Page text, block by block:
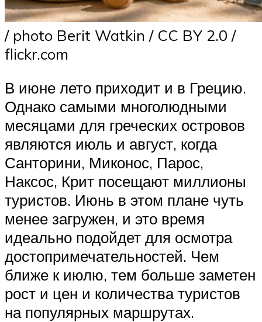
/ photo Berit Watkin / CC BY 2.0 /
flickr.com
В июне лето приходит и в Грецию.
Однако самыми многолюдными
месяцами для греческих островов
являются июль и август, когда
Санторини, Миконос, Парос,
Наксос, Крит посещают миллионы
туристов. Июнь в этом плане чуть
менее загружен, и это время
идеально подойдет для осмотра
достопримечательностей. Чем
ближе к июлю, тем больше заметен
рост и цен и количества туристов
на популярных маршрутах.